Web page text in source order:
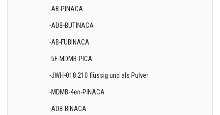
-AB-PINACA
-ADB-BUTINACA
-AB-FUBINACA
-5F-MDMB-PICA
-JWH-018.210 flüssig und als Pulver
-MDMB-4en-PINACA
-ADB-BINACA